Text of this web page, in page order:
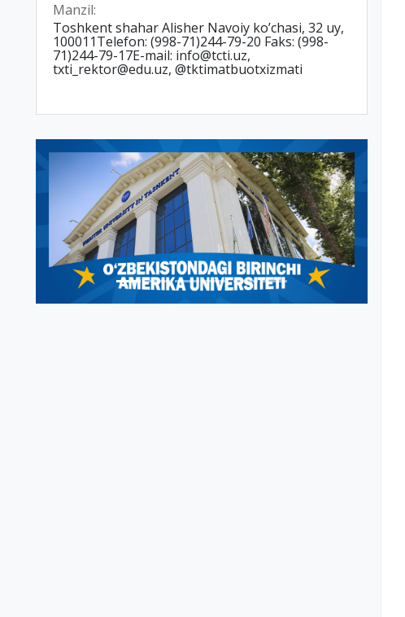
Manzil:
Toshkent shahar Alisher Navoiy ko’chasi, 32 uy,
100011Telefon: (998-71)244-79-20 Faks: (998-
71)244-79-17E-mail: info@tcti.uz,
txti_rektor@edu.uz, @tktimatbuotxizmati